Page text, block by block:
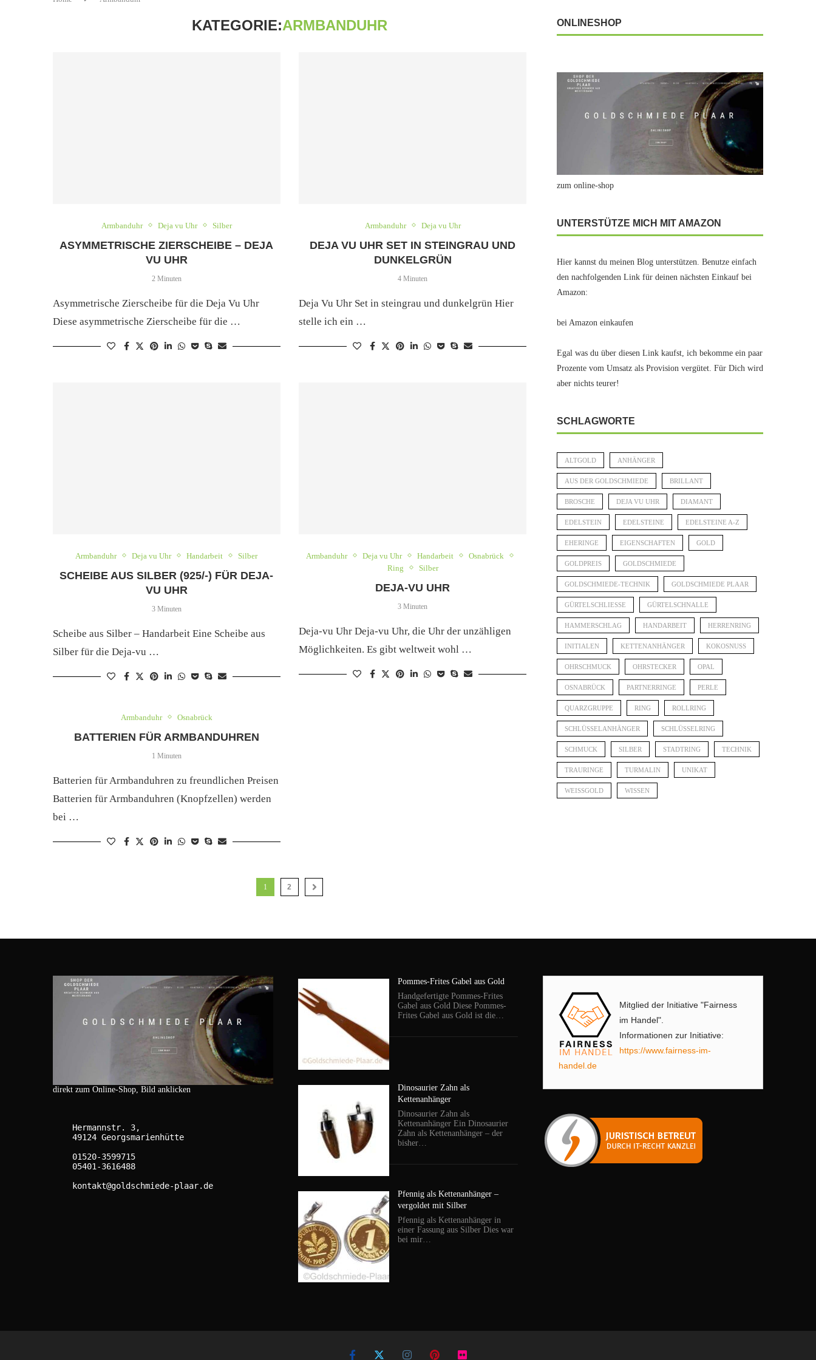
KATEGORIE:ARMBANDUHR
Armbanduhr Deja vu Uhr Silber
ASYMMETRISCHE ZIERSCHEIBE – DEJA
VU UHR
2 Minuten
Asymmetrische Zierscheibe für die Deja Vu Uhr
Diese asymmetrische Zierscheibe für die …
Armbanduhr Deja vu Uhr
DEJA VU UHR SET IN STEINGRAU UND
DUNKELGRÜN
4 Minuten
Deja Vu Uhr Set in steingrau und dunkelgrün Hier
stelle ich ein …
Armbanduhr Deja vu Uhr Handarbeit Silber
SCHEIBE AUS SILBER (925/-) FÜR DEJA-
VU UHR
3 Minuten
Scheibe aus Silber – Handarbeit Eine Scheibe aus
Silber für die Deja-vu …
Armbanduhr Deja vu Uhr Handarbeit
Osnabrück
Ring
Silber
DEJA-VU UHR
3 Minuten
Deja-vu Uhr Deja-vu Uhr, die Uhr der unzähligen
Möglichkeiten. Es gibt weltweit wohl …
Armbanduhr Osnabrück
BATTERIEN FÜR ARMBANDUHREN
1 Minuten
Batterien für Armbanduhren zu freundlichen Preisen
Batterien für Armbanduhren (Knopfzellen) werden
bei …
1 2
ONLINESHOP
zum online-shop
UNTERSTÜTZE MICH MIT AMAZON
Hier kannst du meinen Blog unterstützen. Benutze einfach
den nachfolgenden Link für deinen nächsten Einkauf bei
Amazon:
bei Amazon einkaufen
Egal was du über diesen Link kaufst, ich bekomme ein paar
Prozente vom Umsatz als Provision vergütet. Für Dich wird
aber nichts teurer!
SCHLAGWORTE
ALTGOLD ANHÄNGER
AUS DER GOLDSCHMIEDE BRILLANT
BROSCHE DEJA VU UHR DIAMANT
EDELSTEIN EDELSTEINE EDELSTEINE A-Z
EHERINGE EIGENSCHAFTEN GOLD
GOLDPREIS GOLDSCHMIEDE
GOLDSCHMIEDE-TECHNIK GOLDSCHMIEDE PLAAR
GÜRTELSCHLIESSE GÜRTELSCHNALLE
HAMMERSCHLAG HANDARBEIT HERRENRING
INITIALEN KETTENANHÄNGER KOKOSNUSS
OHRSCHMUCK OHRSTECKER OPAL
OSNABRÜCK PARTNERRINGE PERLE
QUARZGRUPPE RING ROLLRING
SCHLÜSSELANHÄNGER SCHLÜSSELRING
SCHMUCK SILBER STADTRING TECHNIK
TRAURINGE TURMALIN UNIKAT
WEISSGOLD WISSEN
direkt zum Online-Shop, Bild anklicken
Pommes-Frites Gabel aus Gold
Handgefertigte Pommes-Frites
Gabel aus Gold Diese Pommes-
Frites Gabel aus Gold ist die…
Dinosaurier Zahn als
Kettenanhänger
Dinosaurier Zahn als
Kettenanhänger Ein Dinosaurier
Zahn als Kettenanhänger – der
bisher…
Pfennig als Kettenanhänger –
vergoldet mit Silber
Pfennig als Kettenanhänger in
einer Fassung aus Silber Dies war
bei mir…
Mitglied der Initiative "Fairness
im Handel".
Informationen zur Initiative:
https://www.fairness-im-
handel.de